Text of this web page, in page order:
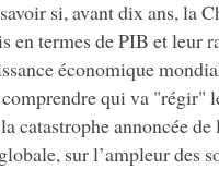
si, avant dix ans, la
en termes de PIB et leur
économique
qui va "régir"
catastrophe annoncée de
sur l’ampleur des